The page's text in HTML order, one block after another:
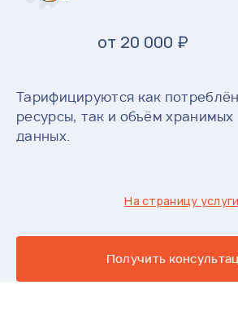
от 20 000 ₽
Тарифицируются как
ресурсы, так и объём хранимых
данных.
На страницу услуги
Получить